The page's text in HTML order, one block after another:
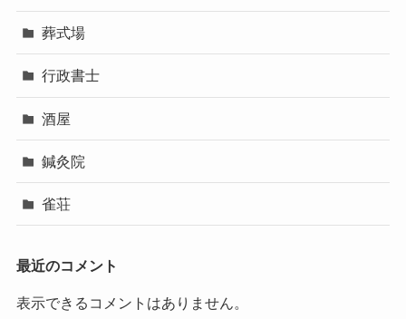
葬式場
行政書士
酒屋
鍼灸院
雀荘
最近のコメント
表示できるコメントはありません。